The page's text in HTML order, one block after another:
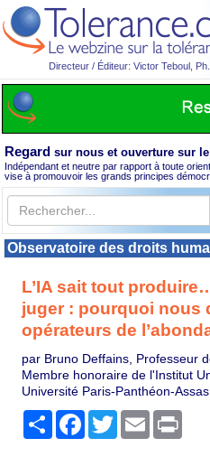
Directeur / Éditeur: Victor Teboul,
Regard sur nous et ouverture sur
Indépendant et neutre par rapport à toute
vise à promouvoir les grands principes
Observatoire des droits
L’IA sait tout
juger : pourquoi nous
opérateurs de
par Bruno Deffains, Professeur
Membre honoraire de l'Institut
Université Paris-Panthéon-Assas
PartagerFacebook
TwitterEmail